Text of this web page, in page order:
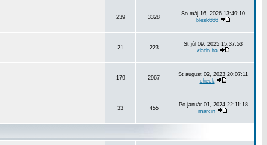
239 3328
So máj 16, 2026 13:49:10
blesk666
21 223
St júl 09, 2025 15:37:53
vlado.ba
179 2967
St august 02, 2023 20:07:11
check
33 455
Po január 01, 2024 22:11:18
marcin